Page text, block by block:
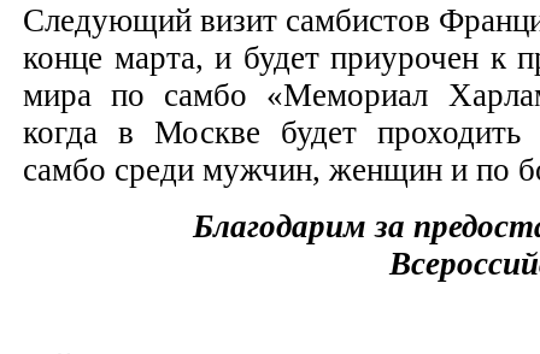
Следующий визит самбистов
конце марта, и будет приурочен к
мира по самбо «Мемориал
когда в Москве будет
самбо среди мужчин, женщин и по
Благодарим за